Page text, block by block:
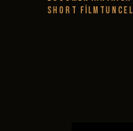
short film